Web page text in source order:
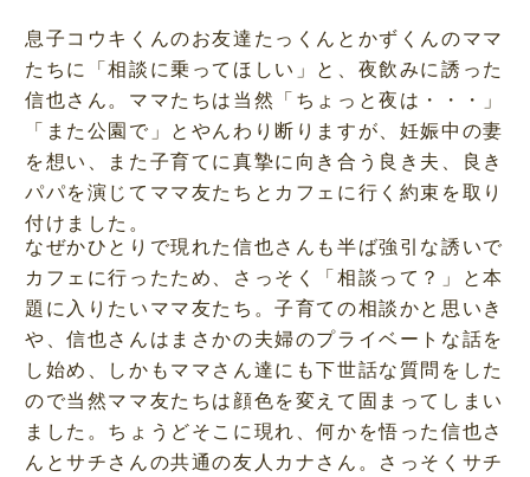
息子コウキくんのお友達たっくんとかずくんのママ
たちに「相談に乗ってほしい」と、夜飲みに誘った
信也さん。ママたちは当然「ちょっと夜は・・・」
「また公園で」とやんわり断りますが、妊娠中の妻
を想い、また子育てに真摯に向き合う良き夫、良き
パパを演じてママ友たちとカフェに行く約束を取り
付けました。
なぜかひとりで現れた信也さんも半ば強引な誘いで
カフェに行ったため、さっそく「相談って？」と本
題に入りたいママ友たち。子育ての相談かと思いき
や、信也さんはまさかの夫婦のプライベートな話を
し始め、しかもママさん達にも下世話な質問をした
ので当然ママ友たちは顔色を変えて固まってしまい
ました。ちょうどそこに現れ、何かを悟った信也さ
んとサチさんの共通の友人カナさん。さっそくサチ